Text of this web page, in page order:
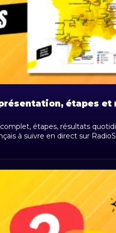
étapes et
étapes, résultats
à suivre en direct sur